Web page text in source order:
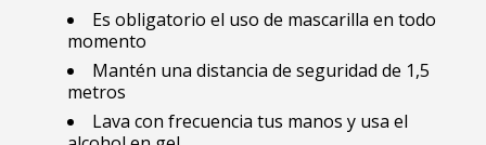
Es obligatorio el uso de mascarilla en todo
momento
Mantén una distancia de seguridad de 1,5
metros
Lava con frecuencia tus manos y usa el